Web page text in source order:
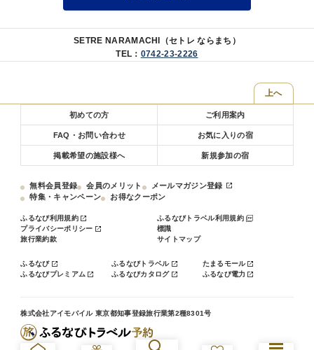
お客様には普段から使い慣れたものをお持ちいただくよう、お願いい
お子様の料金は添い寝でのご料金となります。
お子様の添い寝は大人1名様につき1名様までとさせていただきます。
SETRE NARAMACHI（セトレ ならまち）
TEL： 0742-23-2226
上へ
初めての方 ご利用案内
FAQ・お問い合わせ お気に入りの宿
掲載希望の施設様へ 新規参加の宿
無料会員登録 会員のメリット
メールマガジン登録
特集・キャンペーン
お得なクーポン
ふるなび利用規約
ふるなびトラベル利用規約
プライバシーポリシー
標識
旅行業約款
サイトマップ
ふるなび ふるなびトラベル
たまるモール
ふるなびプレミアム
ふるなびカタログ ふるなび電力
株式会社アイモバイル 東京都知事登録旅行業第2種8301号